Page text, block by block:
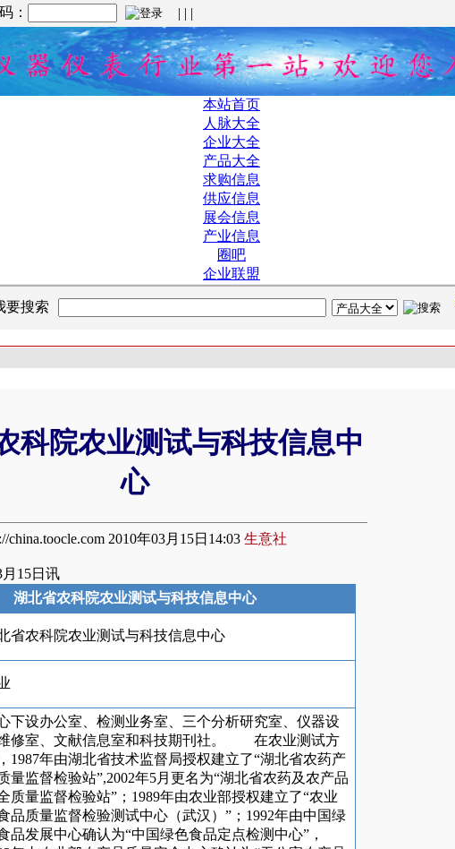
： | | |
本站首页
人脉大全
企业大全
产品大全
求购信息
供应信息
展会信息
产业信息
圈吧
企业联盟
要搜索
科院农业测试与科技信息中
心
china.toocle.com 2010年03月15日14:03 生意社
15日讯
湖北省农科院农业测试与科技信息中心
省农科院农业测试与科技信息中心
下设办公室、检测业务室、三个分析研究室、仪器设
修室、文献信息室和科技期刊社。 在农业测试方
1987年由湖北省技术监督局授权建立了“湖北省农药产
量监督检验站”,2002年5月更名为“湖北省农药及农产品
质量监督检验站”；1989年由农业部授权建立了“农业
品质量监督检验测试中心（武汉）”；1992年由中国绿
品发展中心确认为“中国绿色食品定点检测中心”，